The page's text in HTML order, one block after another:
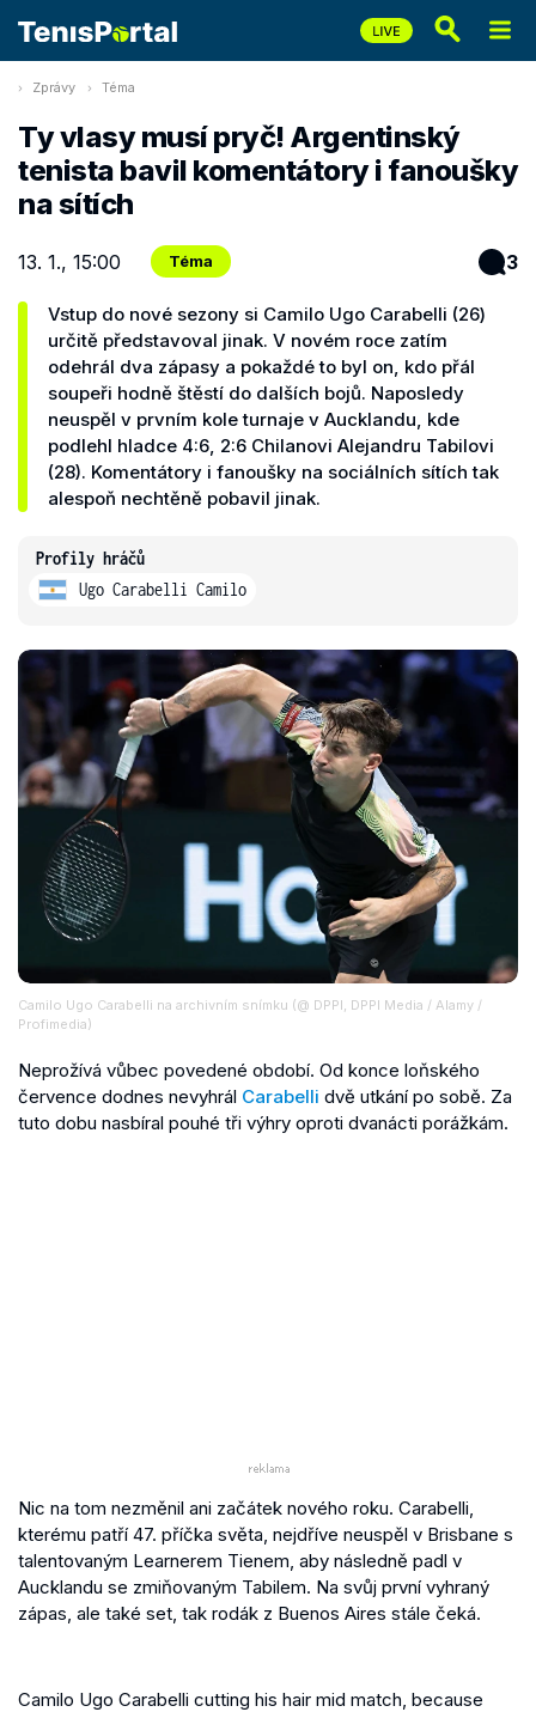
Zprávy Téma
Ty vlasy musí pryč! Argentinský
tenista bavil komentátory i fanoušky
na sítích
13. 1., 15:00 Téma 3
Vstup do nové sezony si Camilo Ugo Carabelli (26)
určitě představoval jinak. V novém roce zatím
odehrál dva zápasy a pokaždé to byl on, kdo přál
soupeři hodně štěstí do dalších bojů. Naposledy
neuspěl v prvním kole turnaje v Aucklandu, kde
podlehl hladce 4:6, 2:6 Chilanovi Alejandru Tabilovi
(28). Komentátory i fanoušky na sociálních sítích tak
alespoň nechtěně pobavil jinak.
Profily hráčů
Ugo Carabelli Camilo
Camilo Ugo Carabelli na archivním snímku (@ DPPI, DPPI Media / Alamy /
Profimedia)
Neprožívá vůbec povedené období. Od konce loňského
července dodnes nevyhrál Carabelli dvě utkání po sobě. Za
tuto dobu nasbíral pouhé tři výhry oproti dvanácti porážkám.
Nic na tom nezměnil ani začátek nového roku. Carabelli,
kterému patří 47. příčka světa, nejdříve neuspěl v Brisbane s
talentovaným Learnerem Tienem, aby následně padl v
Aucklandu se zmiňovaným Tabilem. Na svůj první vyhraný
zápas, ale také set, tak rodák z Buenos Aires stále čeká.
Camilo Ugo Carabelli cutting his hair mid match, because